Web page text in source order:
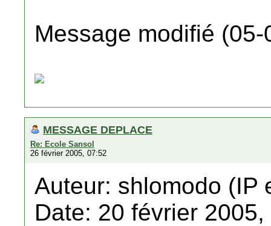
Message modifié
MESSAGE DEPLACE
Re: Ecole Sansol
26 février 2005, 07:52
Auteur: shlomodo (IP
Date: 20 février